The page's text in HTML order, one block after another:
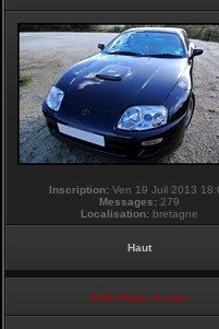
Inscription: Ven 19 Juil 2013
Messages: 279
Localisation: bretagne
Haut
Club Supra France